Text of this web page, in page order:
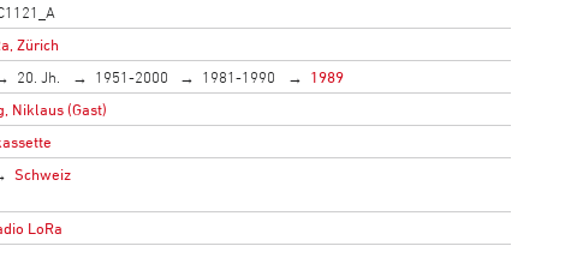
Zürich
20. Jh. 1951-2000 1981-1990
1989
Niklaus (Gast)
Schweiz
LoRa